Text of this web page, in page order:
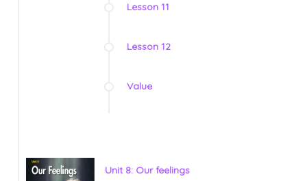
Lesson 11
Lesson 12
Value
Unit 8: Our feelings